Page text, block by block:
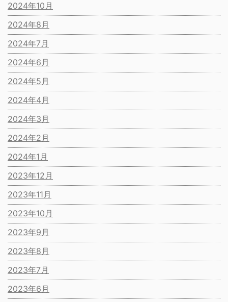
2024年10月
2024年8月
2024年7月
2024年6月
2024年5月
2024年4月
2024年3月
2024年2月
2024年1月
2023年12月
2023年11月
2023年10月
2023年9月
2023年8月
2023年7月
2023年6月